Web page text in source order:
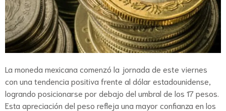
La moneda mexicana comenzó la jornada de este viernes
con una tendencia positiva frente al dólar estadounidense,
logrando posicionarse por debajo del umbral de los 17 pesos.
Esta apreciación del peso refleja una mayor confianza en los